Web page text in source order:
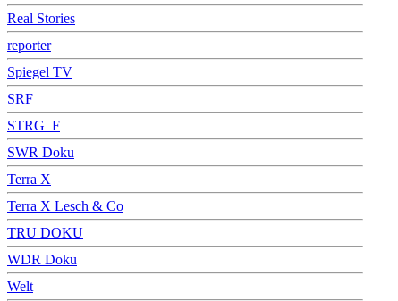
Real Stories
reporter
Spiegel TV
SRF
STRG_F
SWR Doku
Terra X
Terra X Lesch & Co
TRU DOKU
WDR Doku
Welt